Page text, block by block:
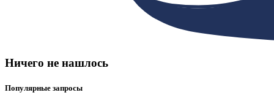
Ничего не нашлось
Популярные запросы